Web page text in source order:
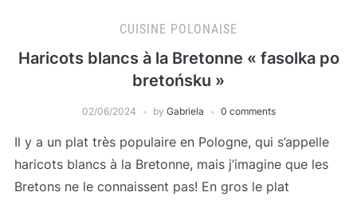
CUISINE POLONAISE
Haricots blancs à la Bretonne « fasolka po
bretońsku »
02/06/2024 by Gabriela 0 comments
Il y a un plat très populaire en Pologne, qui s’appelle
haricots blancs à la Bretonne, mais j’imagine que les
Bretons ne le connaissent pas! En gros le plat